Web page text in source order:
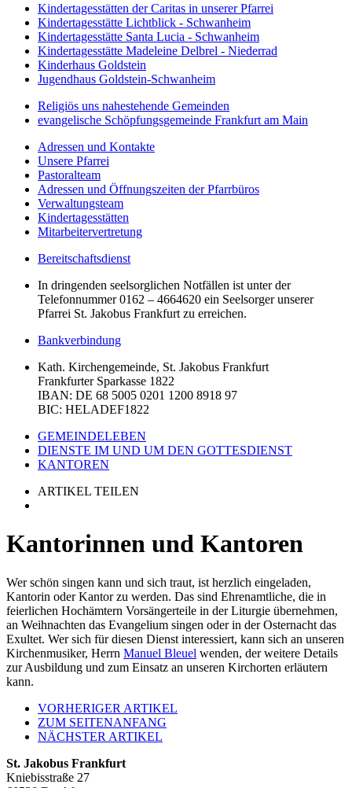
Kindertagesstätten der Caritas in unserer Pfarrei
Kindertagesstätte Lichtblick - Schwanheim
Kindertagesstätte Santa Lucia - Schwanheim
Kindertagesstätte Madeleine Delbrel - Niederrad
Kinderhaus Goldstein
Jugendhaus Goldstein-Schwanheim
Religiös uns nahestehende Gemeinden
evangelische Schöpfungsgemeinde Frankfurt am Main
Adressen und Kontakte
Unsere Pfarrei
Pastoralteam
Adressen und Öffnungszeiten der Pfarrbüros
Verwaltungsteam
Kindertagesstätten
Mitarbeitervertretung
Bereitschaftsdienst
In dringenden seelsorglichen Notfällen ist unter der
Telefonnummer 0162 – 4664620 ein Seelsorger unserer
Pfarrei St. Jakobus Frankfurt zu erreichen.
Bankverbindung
Kath. Kirchengemeinde, St. Jakobus Frankfurt
Frankfurter Sparkasse 1822
IBAN: DE 68 5005 0201 1200 8918 97
BIC: HELADEF1822
GEMEINDELEBEN
DIENSTE IM UND UM DEN GOTTESDIENST
KANTOREN
ARTIKEL TEILEN
Kantorinnen und Kantoren
Wer schön singen kann und sich traut, ist herzlich eingeladen,
Kantorin oder Kantor zu werden. Das sind Ehrenamtliche, die in
feierlichen Hochämtern Vorsängerteile in der Liturgie übernehmen,
an Weihnachten das Evangelium singen oder in der Osternacht das
Exultet. Wer sich für diesen Dienst interessiert, kann sich an unseren
Kirchenmusiker, Herrn Manuel Bleuel wenden, der weitere Details
zur Ausbildung und zum Einsatz an unseren Kirchorten erläutern
kann.
VORHERIGER ARTIKEL
ZUM SEITENANFANG
NÄCHSTER ARTIKEL
St. Jakobus Frankfurt
Kniebisstraße 27